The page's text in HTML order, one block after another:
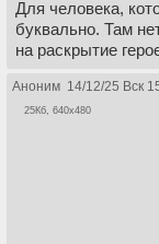
Для человека,
буквально. Там
на раскрытие
Аноним 14/12/25 Вск
25Кб, 640x480